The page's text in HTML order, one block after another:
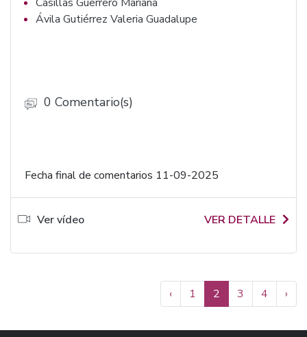
Ávila Gutiérrez Valeria Guadalupe
0 Comentario(s)
Fecha final de comentarios 11-09-2025
Ver vídeo VER DETALLE
‹ 1 2 3 4 ›